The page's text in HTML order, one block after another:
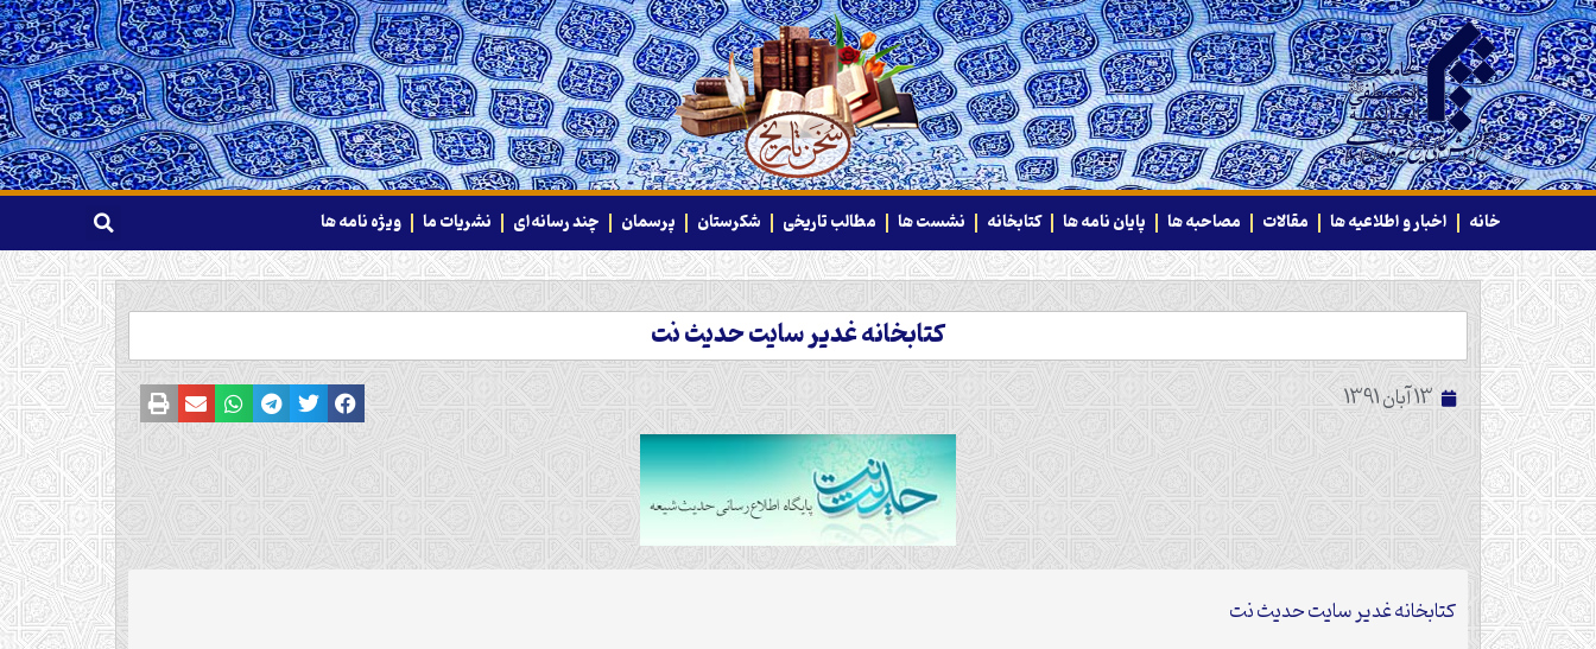
خانه اخبار و اطلاعیه ها مقالات مصاحبه ها پایان نامه ها کتابخانه نشست ها مطالب تاریخی شکرستان پرسمان چند رسانه‌ای نشریات ما ویژه نامه ها
کتابخانه غدیر سایت حدیث نت
13 آبان 1391
کتابخانه غدیر سایت حدیث نت